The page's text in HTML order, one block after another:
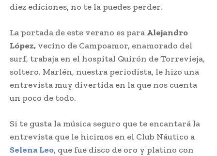
diez ediciones, no te la puedes perder.
La portada de este verano es para Alejandro
López, vecino de Campoamor, enamorado del
surf, trabaja en el hospital Quirón de Torrevieja,
soltero. Marlén, nuestra periodista, le hizo una
entrevista muy divertida en la que nos cuenta
un poco de todo.
Si te gusta la música seguro que te encantará la
entrevista que le hicimos en el Club Náutico a
Selena Leo, que fue disco de oro y platino con